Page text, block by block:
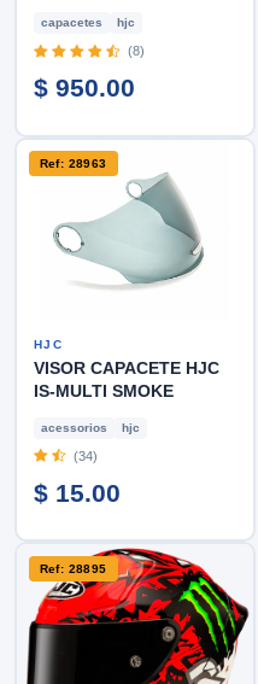
capacetes hjc
(8)
$ 950.00
Ref: 28963
HJC
VISOR CAPACETE HJC
IS-MULTI SMOKE
acessorios hjc
(34)
$ 15.00
Ref: 28895